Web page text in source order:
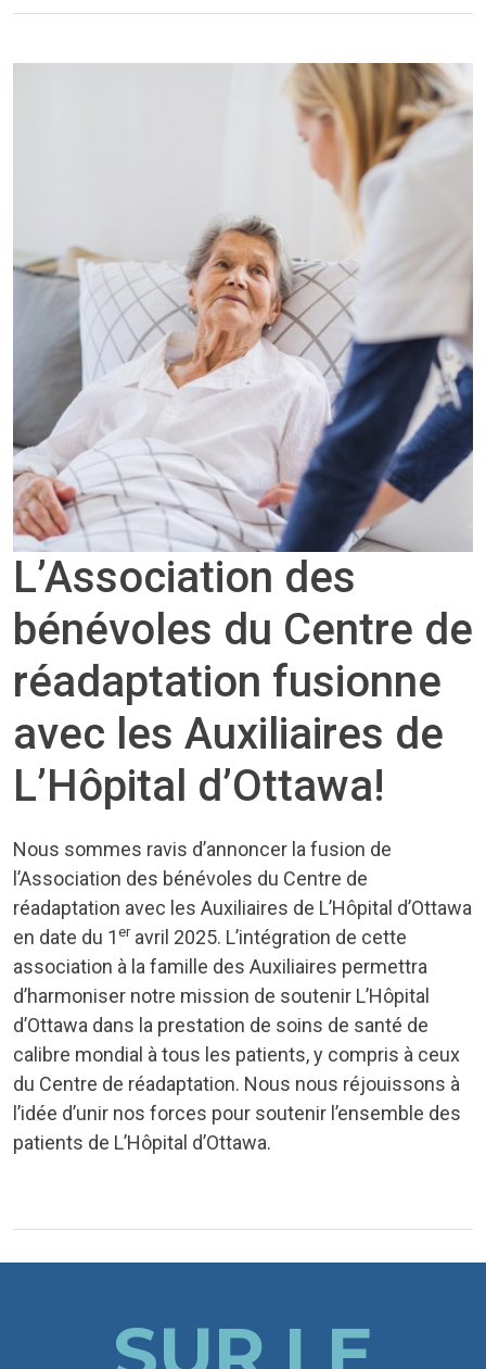
L’Association des
bénévoles du Centre de
réadaptation fusionne
avec les Auxiliaires de
L’Hôpital d’Ottawa!
Nous sommes ravis d’annoncer la fusion de
l’Association des bénévoles du Centre de
réadaptation avec les Auxiliaires de L’Hôpital d’Ottawa
en date du 1eravril 2025. L’intégration de cette
association à la famille des Auxiliaires permettra
d’harmoniser notre mission de soutenir L’Hôpital
d’Ottawa dans la prestation de soins de santé de
calibre mondial à tous les patients, y compris à ceux
du Centre de réadaptation. Nous nous réjouissons à
l’idée d’unir nos forces pour soutenir l’ensemble des
patients de L’Hôpital d’Ottawa.